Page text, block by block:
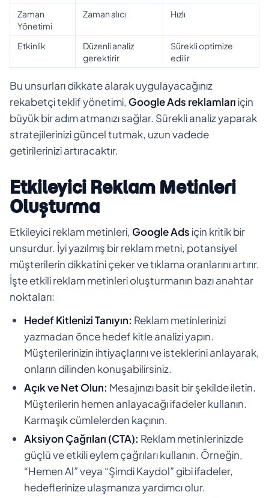
Zaman
Yönetimi
Zaman alıcı Hızlı
Etkinlik
Düzenli analiz
gerektirir
Sürekli optimize
edilir
Bu unsurları dikkate alarak uygulayacağınız
rekabetçi teklif yönetimi, Google Ads reklamlarıiçin
büyük bir adım atmanızı sağlar. Sürekli analiz yaparak
stratejilerinizi güncel tutmak, uzun vadede
getirilerinizi artıracaktır.
Etkileyici Reklam Metinleri
Oluşturma
Etkileyici reklam metinleri, Google Adsiçin kritik bir
unsurdur. İyi yazılmış bir reklam metni, potansiyel
müşterilerin dikkatini çeker ve tıklama oranlarını artırır.
İşte etkili reklam metinleri oluşturmanın bazı anahtar
noktaları:
Hedef Kitlenizi Tanıyın: Reklam metinlerinizi
yazmadan önce hedef kitle analizi yapın.
Müşterilerinizin ihtiyaçlarını ve isteklerini anlayarak,
onların dilinden konuşabilirsiniz.
Açık ve Net Olun: Mesajınızı basit bir şekilde iletin.
Müşterilerin hemen anlayacağı ifadeler kullanın.
Karmaşık cümlelerden kaçının.
Aksiyon Çağrıları (CTA): Reklam metinlerinizde
güçlü ve etkili eylem çağrıları kullanın. Örneğin,
“Hemen Al” veya “Şimdi Kaydol” gibi ifadeler,
hedeflerinize ulaşmanıza yardımcı olur.